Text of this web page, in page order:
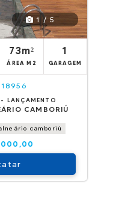
1 / 5
73m²
ÁREA M2
1
GARAGEM
LANÇAMENTO
CAMBORIÚ
camboriú